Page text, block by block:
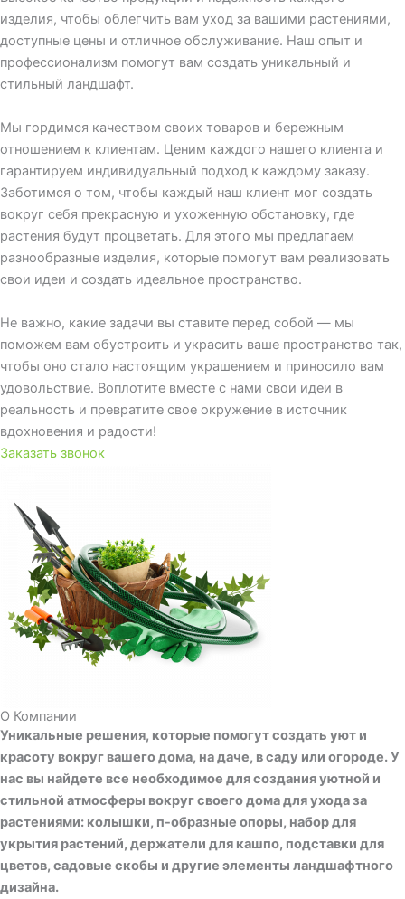
изделия, чтобы облегчить вам уход за вашими растениями,
доступные цены и отличное обслуживание. Наш опыт и
профессионализм помогут вам создать уникальный и
стильный ландшафт.
Мы гордимся качеством своих товаров и бережным
отношением к клиентам. Ценим каждого нашего клиента и
гарантируем индивидуальный подход к каждому заказу.
Заботимся о том, чтобы каждый наш клиент мог создать
вокруг себя прекрасную и ухоженную обстановку, где
растения будут процветать. Для этого мы предлагаем
разнообразные изделия, которые помогут вам реализовать
свои идеи и создать идеальное пространство.
Не важно, какие задачи вы ставите перед собой — мы
поможем вам обустроить и украсить ваше пространство так,
чтобы оно стало настоящим украшением и приносило вам
удовольствие. Воплотите вместе с нами свои идеи в
реальность и превратите свое окружение в источник
вдохновения и радости!
Заказать звонок
О Компании
Уникальные решения, которые помогут создать уют и
красоту вокруг вашего дома, на даче, в саду или огороде. У
нас вы найдете все необходимое для создания уютной и
стильной атмосферы вокруг своего дома для ухода за
растениями: колышки, п-образные опоры, набор для
укрытия растений, держатели для кашпо, подставки для
цветов, садовые скобы и другие элементы ландшафтного
дизайна.